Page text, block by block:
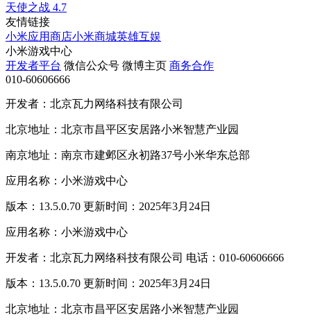
天使之战 4.7
友情链接
小米应用商店小米商城英雄互娱
小米游戏中心
开发者平台 微信公众号 微博主页 商务合作
010-60606666
开发者：北京瓦力网络科技有限公司
北京地址：北京市昌平区安居路小米智慧产业园
南京地址：南京市建邺区永初路37号小米华东总部
应用名称：小米游戏中心
版本：13.5.0.70 更新时间：2025年3月24日
应用名称：小米游戏中心
开发者：北京瓦力网络科技有限公司 电话：010-60606666
版本：13.5.0.70 更新时间：2025年3月24日
北京地址：北京市昌平区安居路小米智慧产业园